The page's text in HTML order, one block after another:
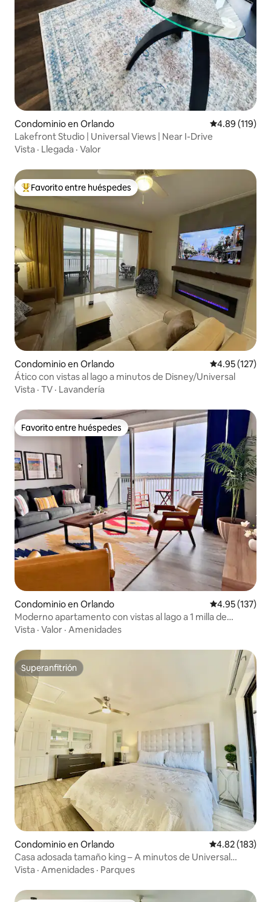
Condominio en Orlando Calificación
4.89 (119)
Lakefront Studio | Universal Views | Near I-Drive
Vista · Llegada · Valor
De los mejores en Favorito entre huéspedes
Favorito entre huéspedes
Condominio en Orlando Calificación
4.95 (127)
Ático con vistas al lago a minutos de Disney/Universal
Vista · TV · Lavandería
Favorito entre huéspedes
Favorito entre huéspedes
Condominio en Orlando Calificación
4.95 (137)
Moderno apartamento con vistas al lago a 1 milla de
Disney
Vista · Valor · Amenidades
Superanfitrión
Superanfitrión
Condominio en Orlando Calificación
4.82 (183)
Casa adosada tamaño king – A minutos de Universal
Studios
Vista · Amenidades · Parques